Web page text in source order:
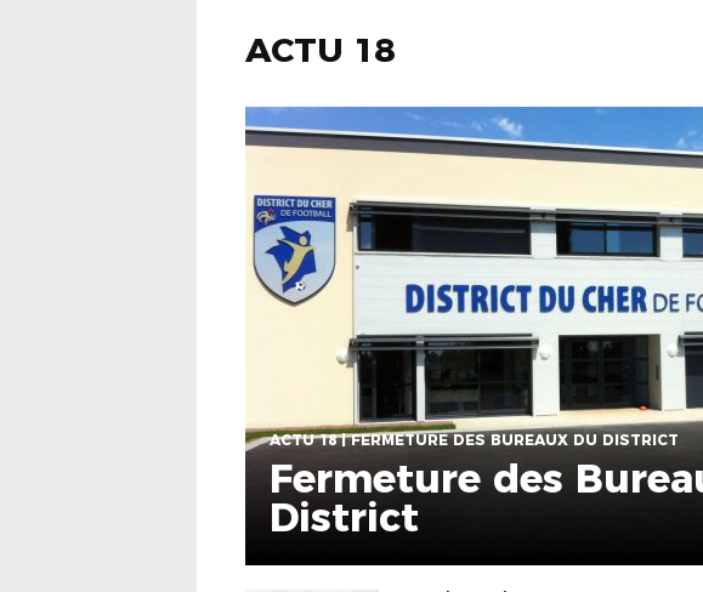
ACTU 18
ACTU 18 | FERMETURE DES BUREAUX DU DISTRICT
Fermeture des
District